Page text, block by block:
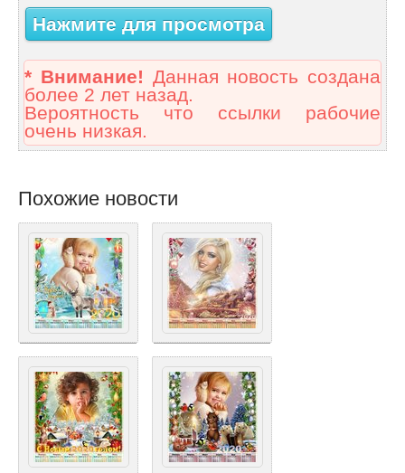
Нажмите для просмотра
* Внимание! Данная новость создана
более 2 лет назад.
Вероятность что ссылки рабочие
очень низкая.
Похожие новости